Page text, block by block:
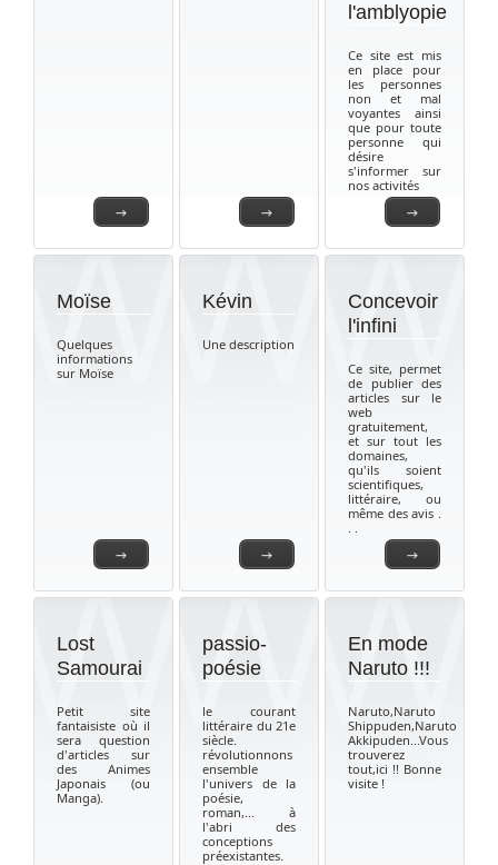
→ → →
l'amblyopie
Ce site est mis
en place pour
les personnes
non et mal
voyantes ainsi
que pour toute
personne qui
désire
s'informer sur
nos activités
→
Moïse
Quelques
informations
sur Moïse
→
Kévin
Une description
→
Concevoir
l'infini
Ce site, permet
de publier des
articles sur le
web
gratuitement,
et sur tout les
domaines,
qu'ils soient
scientifiques,
littéraire, ou
même des avis .
. .
Lost
Samourai
Petit site
fantaisiste où il
sera question
d'articles sur
des Animes
Japonais (ou
Manga).
passio-
poésie
le courant
littéraire du 21e
siècle.
révolutionnons
ensemble
l'univers de la
poésie,
roman,... à
l'abri des
conceptions
préexistantes.
En mode
Naruto !!!
Naruto,Naruto
Shippuden,Naruto
Akkipuden...Vous
trouverez
tout,ici !! Bonne
visite !